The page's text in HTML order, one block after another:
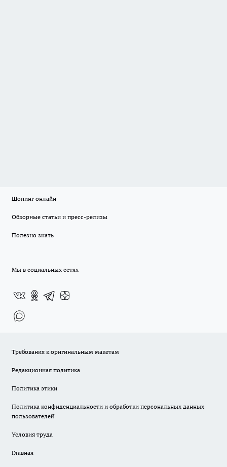
Шопинг онлайн
Обзорные статьи и пресс-релизы
Полезно знать
Мы в социальных сетях
Требования к оригинальным макетам
Редакционная политика
Политика этики
Политика конфиденциальности и обработки персональных данных
пользователей̆
Условия труда
Главная